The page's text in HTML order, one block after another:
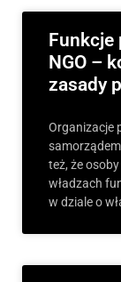
Funkcje
NGO –
zasady
Organizacje
też, że
władzach
w dziale o